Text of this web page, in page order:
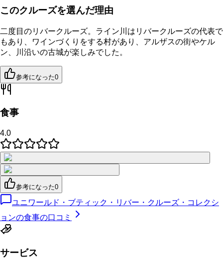
このクルーズを選んだ理由
二度目のリバークルーズ。ライン川はリバークルーズの代表で
もあり、ワインづくりをする村があり、アルザスの街やケル
ン、川沿いの古城が楽しみでした。
参考になった0
食事
4.0
参考になった0
ユニワールド・ブティック・リバー・クルーズ・コレクシ
ョンの食事の口コミ
サービス